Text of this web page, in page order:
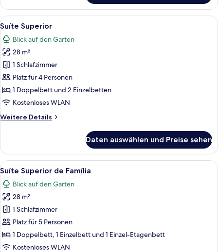
Alle
Fotos
für
Suíte
Superior
anzeigen
Ein Hotelzimmer mit zwei Betten,
6
Suíte Superior
Blick auf den Garten
28 m²
1 Schlafzimmer
Platz für 4 Personen
1 Doppelbett und 2 Einzelbetten
Kostenloses WLAN
Weitere Details
Weitere
Superior
Daten auswählen und Preise sehen
Alle
Fotos
für
Suíte
Superior
de
Família
anzeigen
Ein Schlafzimmer mit einem
4
Suíte Superior de Família
Blick auf den Garten
28 m²
1 Schlafzimmer
Platz für 5 Personen
1 Doppelbett, 1 Einzelbett und 1 Einzel-Etagenbett
Kostenloses WLAN